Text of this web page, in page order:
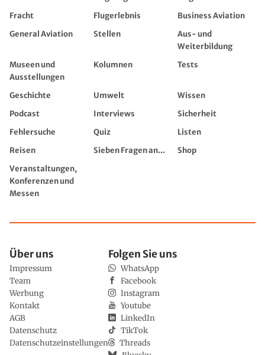
Fracht
Flugerlebnis
Business Aviation
General Aviation
Stellen
Aus- und
Weiterbildung
Museen und
Ausstellungen
Kolumnen Tests
Geschichte Umwelt
Wissen
Podcast
Interviews
Sicherheit
Fehlersuche
Quiz
Listen
Reisen
Sieben Fragen an...
Shop
Veranstaltungen,
Konferenzen und
Messen
Über uns
Impressum
Team
Werbung
Kontakt
AGB
Datenschutz
Datenschutzeinstellungen
Folgen Sie uns
WhatsApp
Facebook
Instagram
Youtube
LinkedIn
TikTok
Threads